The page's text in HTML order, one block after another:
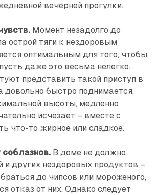
вечерней прогулки.
Момент незадолго до
острой тяги к нездоровым
оптимальным для того, чтобы
даже это весьма нелегко.
представить такой приступ в
довольно быстро поднимается,
высоты, медленно
исчезает – вместе с
что-то жирное или сладкое.
соблазнов. В доме не должно
и других нездоровых продуктов –
до чипсов или мороженого,
отказ от них. Однако следует